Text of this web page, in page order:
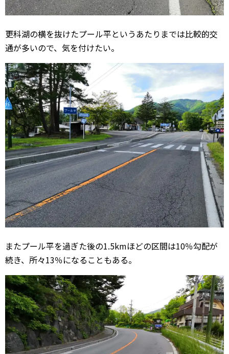
更科湖の横を抜けたプール平というあたりまでは比較的交
通が多いので、気を付けたい。
またプール平を過ぎた後の1.5kmほどの区間は10％勾配が
続き、所々13％になることもある。